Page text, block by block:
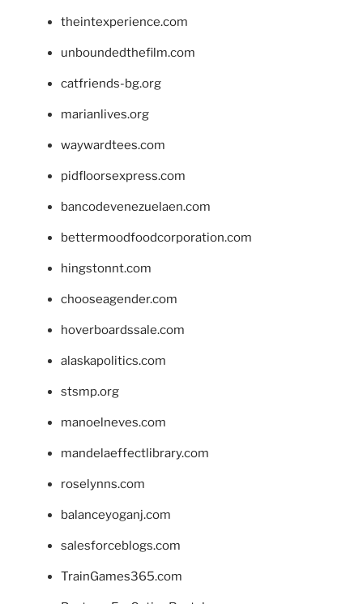
theintexperience.com
unboundedthefilm.com
catfriends-bg.org
marianlives.org
waywardtees.com
pidfloorsexpress.com
bancodevenezuelaen.com
bettermoodfoodcorporation.com
hingstonnt.com
chooseagender.com
hoverboardssale.com
alaskapolitics.com
stsmp.org
manoelneves.com
mandelaeffectlibrary.com
roselynns.com
balanceyoganj.com
salesforceblogs.com
TrainGames365.com